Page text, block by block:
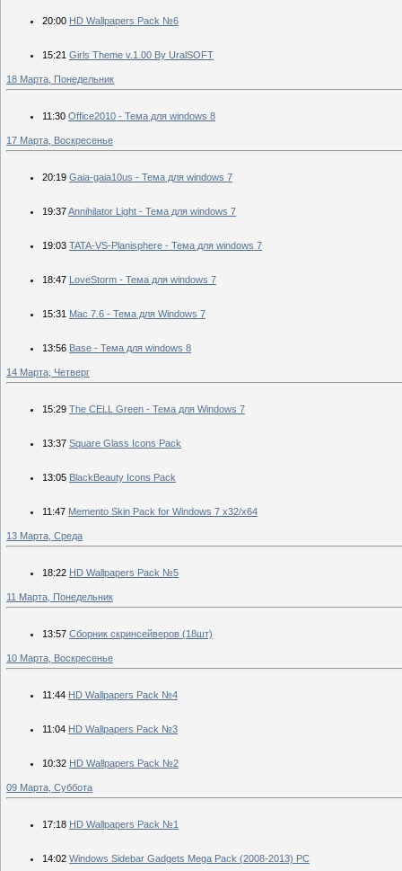
20:00 HD Wallpapers Pack №6
15:21 Girls Theme v.1.00 By UralSOFT
18 Марта, Понедельник
11:30 Office2010 - Тема для windows 8
17 Марта, Воскресенье
20:19 Gaia-gaia10us - Тема для windows 7
19:37Annihilator Light - Тема для windows 7
19:03 TATA-VS-Planisphere - Тема для windows 7
18:47 LoveStorm - Тема для windows 7
15:31 Mac 7.6 - Тема для Windows 7
13:56 Base - Тема для windows 8
14 Марта, Четверг
15:29 The CELL Green - Тема для Windows 7
13:37 Square Glass Icons Pack
13:05 BlackBeauty Icons Pack
11:47 Memento Skin Pack for Windows 7 x32/x64
13 Марта, Среда
18:22 HD Wallpapers Pack №5
11 Марта, Понедельник
13:57 Сборник скринсейверов (18шт)
10 Марта, Воскресенье
11:44 HD Wallpapers Pack №4
11:04 HD Wallpapers Pack №3
10:32 HD Wallpapers Pack №2
09 Марта, Суббота
17:18 HD Wallpapers Pack №1
14:02 Windows Sidebar Gadgets Mega Pack (2008-2013) PC